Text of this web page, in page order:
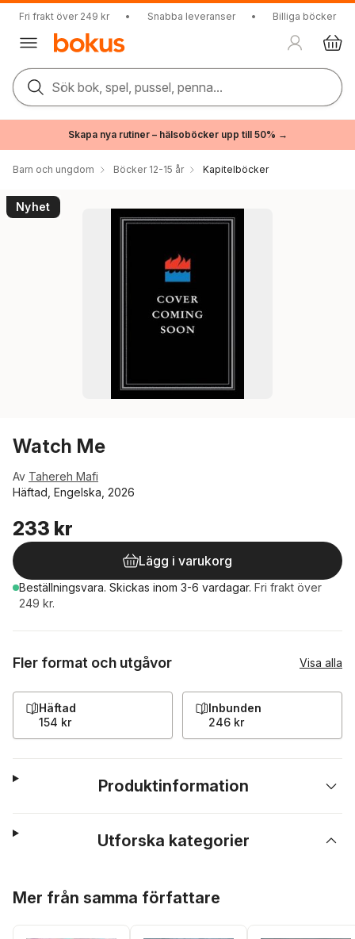
Fri frakt över 249 kr • Snabba leveranser • Billiga böcker
Sök bok, spel, pussel, penna...
Skapa nya rutiner – hälsoböcker upp till 50% →
Barn och ungdom Böcker 12-15 år Kapitelböcker
Nyhet
Watch Me
Av Tahereh Mafi
Häftad, Engelska, 2026
233 kr
Lägg i varukorg
Beställningsvara. Skickas inom 3-6 vardagar. Fri frakt över
249 kr.
Fler format och utgåvor Visa alla
Häftad
154 kr
Inbunden
246 kr
Produktinformation
Utforska kategorier
Mer från samma författare